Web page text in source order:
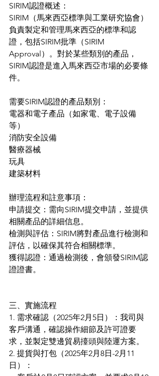
SIRIM認證概述：
SIRIM（馬來西亞標準與工業研究協會）
負責製定和管理馬來西亞的標準和認
證，包括SIRIM批準（SIRIM
Approval）。對於某些類別的產品，
SIRIM認證是進入馬來西亞市場的必要條
件。
需要SIRIM認證的產品類別：
電器和電子產品（如家電、電子設備
等）
消防安全設備
醫療器械
玩具
建築材料
辦理流程和註意事項：
申請提交：需向SIRIM提交申請，並提供
相關產品的詳細信息。
檢測與評估：SIRIM將對產品進行檢測和
評估，以確保其符合相關標準。
獲得認證：通過檢測後，會頒發SIRIM認
證證書。
三、實施流程
1. 需求確認（2025年2月5日）：我司與
客戶溝通，確認操作細節及許可證要
求，並製定雙邊貿易擡頭與陸運方案。
2. 提貨與打包（2025年2月8日-2月11
日）：